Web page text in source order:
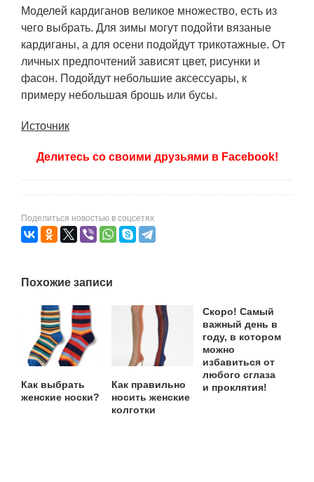
Моделей кардиганов великое множество, есть из
чего выбрать. Для зимы могут подойти вязаные
кардиганы, а для осени подойдут трикотажные. От
личных предпочтений зависят цвет, рисунки и
фасон. Подойдут небольшие аксессуары, к
примеру небольшая брошь или бусы.
Источник
Делитесь со своими друзьями в Facebook!
Поделиться новостью в соцсетях
Похожие записи
Как выбрать
женские носки?
Как правильно
носить женские
колготки
Скоро! Самый
важный день в
году, в котором
можно
избавиться от
любого сглаза
и проклятия!